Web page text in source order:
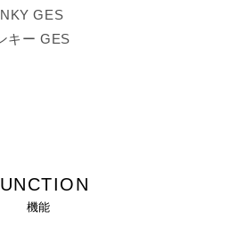
GES
キー GES
機能